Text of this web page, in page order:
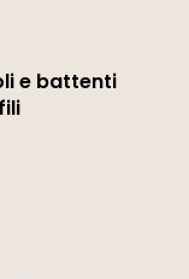
e battenti